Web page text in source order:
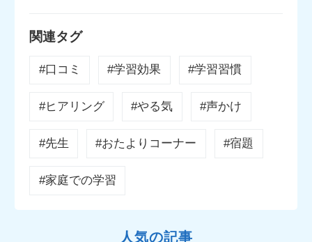
関連タグ
#口コミ #学習効果 #学習習慣
#ヒアリング #やる気 #声かけ
#先生 #おたよりコーナー #宿題
#家庭での学習
人気の記事